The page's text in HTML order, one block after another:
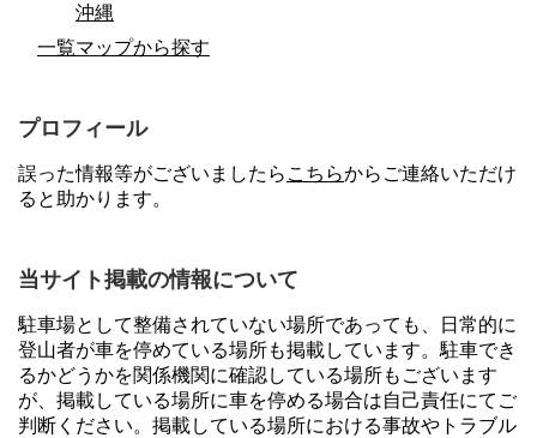
沖縄
一覧マップから探す
プロフィール
誤った情報等がございましたら こちらからご連絡いただけ
ると助かります。
当サイト掲載の情報について
駐車場として整備されていない場所であっても、日常的に
登山者が車を停めている場所も掲載しています。駐車でき
るかどうかを関係機関に確認している場所もございます
が、掲載している場所に車を停める場合は自己責任にてご
判断ください。掲載している場所における事故やトラブル